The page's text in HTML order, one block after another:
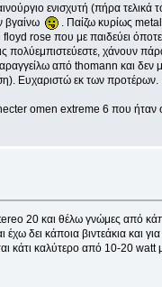
ενισχυτή (πήρα
βγαίνω
. Παίζω κυρίως metal
rose που με παιδεύει
χάνουν
από thomann και
Ευχαριστώ εκ των προτέρων.
omen extreme 6 που
και θέλω γνώμες από
κάποια βιντεάκια και
κάτι καλύτερο από 10-20